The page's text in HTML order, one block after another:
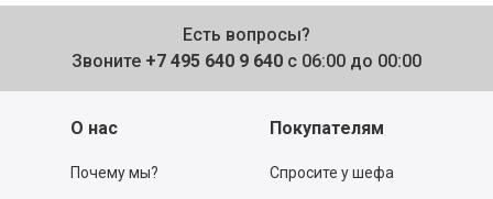
Есть вопросы?
Звоните +7 495 640 9 640 с 06:00 до 00:00
О нас
Почему мы?
Покупателям
Спросите у шефа